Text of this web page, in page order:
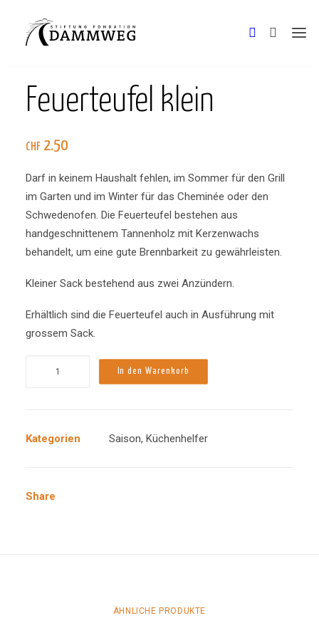
Shop
Reportagen
Stiftung Dammweg
Feuerteufel klein
CHF 2.50
Darf in keinem Haushalt fehlen, im Sommer für den Grill
im Garten und im Winter für das Cheminée oder den
Schwedenofen. Die Feuerteufel bestehen aus
handgeschnittenem Tannenholz mit Kerzenwachs
behandelt, um eine gute Brennbarkeit zu gewährleisten.
Kleiner Sack bestehend aus zwei Anzündern.
Erhältlich sind die Feuerteufel auch in Ausführung mit
grossem Sack.
In den Warenkorb
Kategorien Saison, Küchenhelfer
Share
ÄHNLICHE PRODUKTE